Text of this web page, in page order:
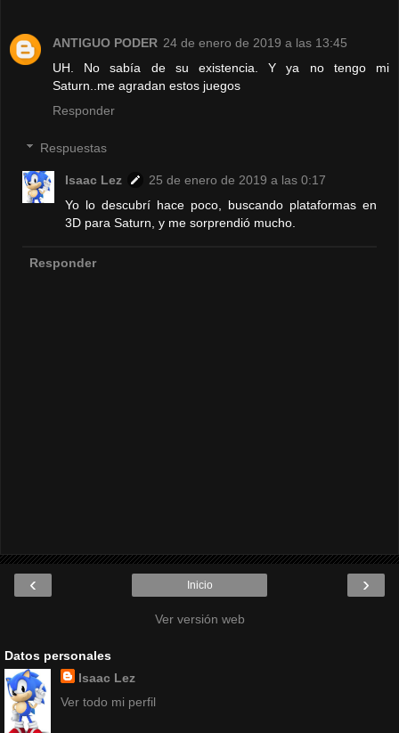
ANTIGUO PODER 24 de enero de 2019 a las 13:45
UH. No sabía de su existencia. Y ya no tengo mi
Saturn..me agradan estos juegos
Responder
Respuestas
Isaac Lez
25 de enero de 2019 a las 0:17
Yo lo descubrí hace poco, buscando plataformas en
3D para Saturn, y me sorprendió mucho.
Responder
‹ ›
Inicio
Ver versión web
Datos personales
Isaac Lez
Ver todo mi perfil